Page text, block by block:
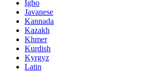
Igbo
Javanese
Kannada
Kazakh
Khmer
Kurdish
Kyrgyz
Latin